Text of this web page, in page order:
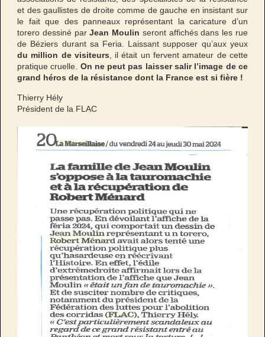
et des gaullistes de droite comme de gauche en insistant sur
le fait que des panneaux représentant la caricature d’un
torero dessiné parJean Moulin seront affichés dans les rue
de Béziers durant sa Feria. Laissant supposer qu’aux yeux
du million de visiteurs , il était un fervent amateur de cette
pratique cruelle. On ne peut pas laisser salir l’image de ce
grand héros de la résistance dont la France est si fière !
Thierry Hély
Président de la FLAC